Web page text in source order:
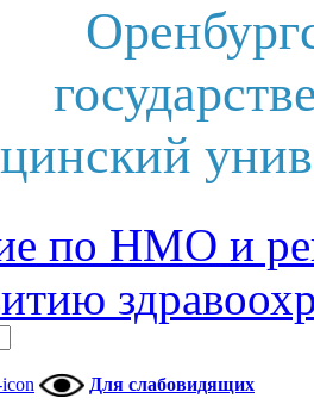
по НМО и
Для слабовидящих